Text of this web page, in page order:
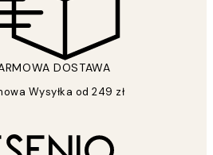
DOSTAWA
Wysyłka od 249 zł